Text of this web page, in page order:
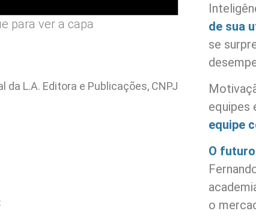
para ver a capa
da L.A. Editora e Publicações, CNPJ
de sua
se
equipes
equipe
O
o